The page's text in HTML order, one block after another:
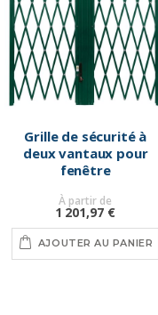
Grille de sécurité à
deux vantaux pour
fenêtre
À partir de
1 201,97 €
AJOUTER AU PANIER